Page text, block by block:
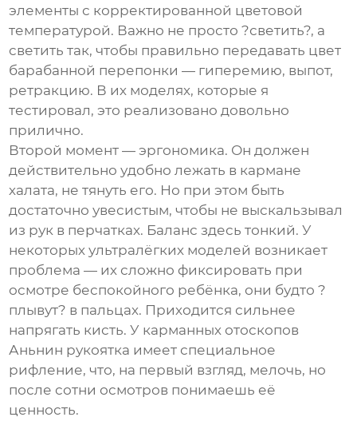
элементы с корректированной цветовой
температурой. Важно не просто ?светить?, а
светить так, чтобы правильно передавать цвет
барабанной перепонки — гиперемию, выпот,
ретракцию. В их моделях, которые я
тестировал, это реализовано довольно
прилично.
Второй момент — эргономика. Он должен
действительно удобно лежать в кармане
халата, не тянуть его. Но при этом быть
достаточно увесистым, чтобы не выскальзывал
из рук в перчатках. Баланс здесь тонкий. У
некоторых ультралёгких моделей возникает
проблема — их сложно фиксировать при
осмотре беспокойного ребёнка, они будто ?
плывут? в пальцах. Приходится сильнее
напрягать кисть. У карманных отоскопов
Аньнин рукоятка имеет специальное
рифление, что, на первый взгляд, мелочь, но
после сотни осмотров понимаешь её
ценность.